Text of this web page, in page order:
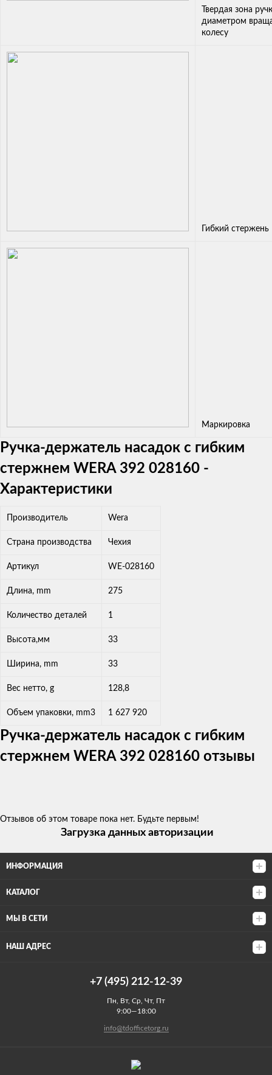
Твердая зона
диаметром
колесу
Гибкий стержень
Маркировка
Ручка-держатель насадок с гибким
стержнем WERA 392 028160 -
Характеристики
Производитель Wera
Страна производства Чехия
Артикул WE-028160
Длина, mm 275
Количество деталей 1
Высота,мм 33
Ширина, mm 33
Вес нетто, g 128,8
Объем упаковки, mm3 1 627 920
Ручка-держатель насадок с гибким
стержнем WERA 392 028160 отзывы
Отзывов об этом товаре пока нет. Будьте первым!
Загрузка данных авторизации
ИНФОРМАЦИЯ
КАТАЛОГ
МЫ В СЕТИ
НАШ АДРЕС
+7 (495) 212-12-39
Пн, Вт, Ср, Чт, Пт
9:00—18:00
info@tdofficetorg.ru